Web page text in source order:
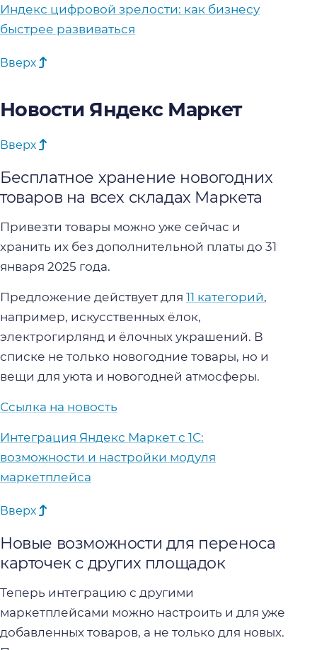
Индекс цифровой зрелости: как бизнесу
быстрее развиваться
Вверх
Новости Яндекс Маркет
Вверх
Бесплатное хранение новогодних
товаров на всех складах Маркета
Привезти товары можно уже сейчас и
хранить их без дополнительной платы до 31
января 2025 года.
Предложение действует для 11 категорий,
например, искусственных ёлок,
электрогирлянд и ёлочных украшений. В
списке не только новогодние товары, но и
вещи для уюта и новогодней атмосферы.
Ссылка на новость
Интеграция Яндекс Маркет с 1С:
возможности и настройки модуля
маркетплейса
Вверх
Новые возможности для переноса
карточек с других площадок
Теперь интеграцию с другими
маркетплейсами можно настроить и для уже
добавленных товаров, а не только для новых.